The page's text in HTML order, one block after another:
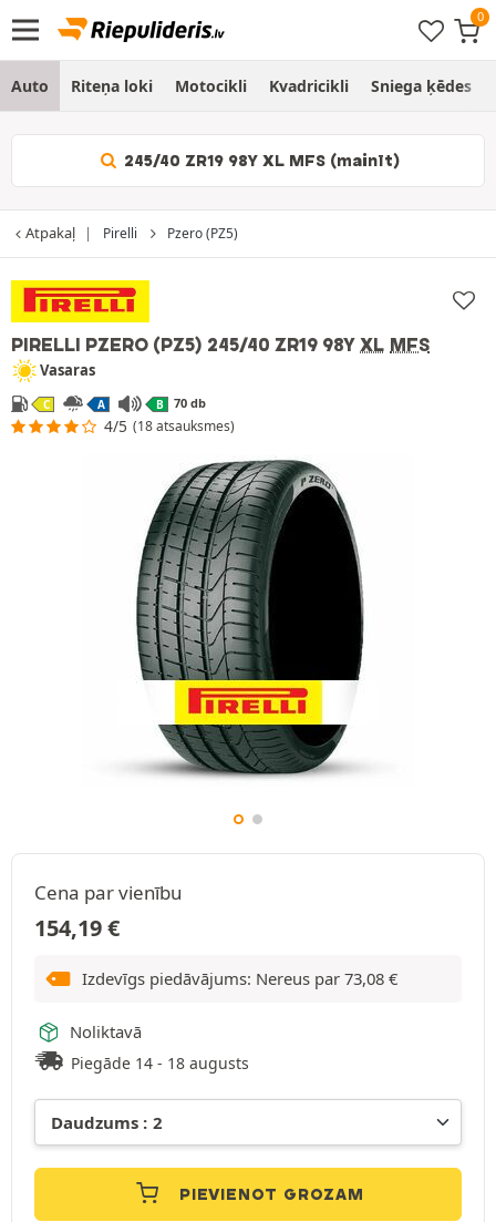
Auto Riteņa loki Motocikli Kvadricikli Sniega ķēdes
245/40 ZR19 98Y XL MFS (mainīt)
Atpakaļ Pirelli Pzero (PZ5)
PIRELLI PZERO (PZ5) 245/40 ZR19 98Y XL MFS
Vasaras
C A B 70 db
4/5 (18 atsauksmes)
Cena par vienību
154,19€
Izdevīgs piedāvājums: Nereus par 73,08 €
Noliktavā
Piegāde 14 - 18 augusts
PIEVIENOT GROZAM